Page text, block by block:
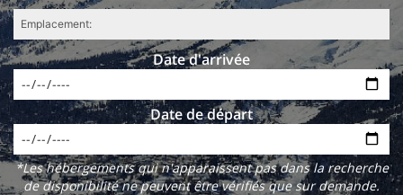
Date d'arrivée
Date de départ
*Les hébergements qui n'apparaissent pas dans la recherche
de disponibilité ne peuvent être vérifiés que sur demande.